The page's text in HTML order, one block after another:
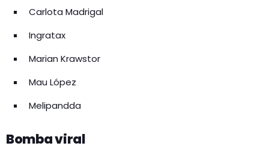
Carlota Madrigal
Ingratax
Marian Krawstor
Mau López
Melipandda
Bomba viral